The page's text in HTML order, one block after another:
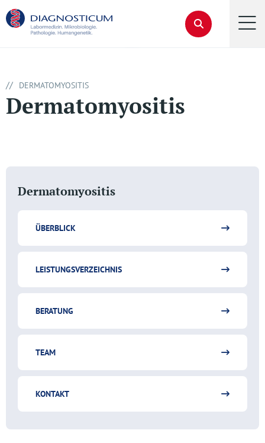
Dermatomyositis
ÜBERBLICK
LEISTUNGSVERZEICHNIS
BERATUNG
TEAM
KONTAKT
// DERMATOMYOSITIS
Dermatomyositis